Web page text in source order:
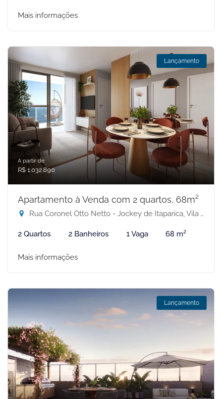
Mais informações
Lançamento
A partir de:
R$ 1.032.890
Apartamento à Venda com 2 quartos, 68m²
Rua Coronel Otto Netto - Jockey de Itaparica, Vila Velha-ES
2 Quartos 2 Banheiros 1 Vaga 68 m²
Mais informações
Lançamento